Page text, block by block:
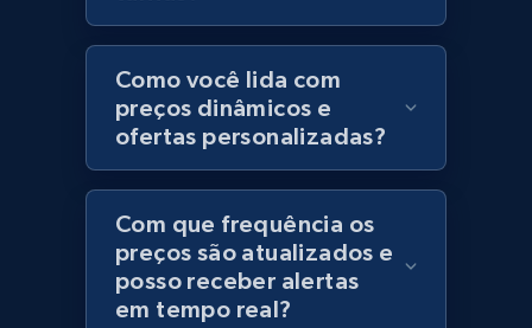
Category id, Product id, Product name, Price,
Currency, Colour code, Colour, Description, and
1.2K+ 208+ Comece agora
Best Buy products
URL, Product id, Title, Images, Final price,
Como você lida com
preços dinâmicos e
ofertas personalizadas?
Com que frequência os
preços são atualizados e
posso receber alertas
em tempo real?